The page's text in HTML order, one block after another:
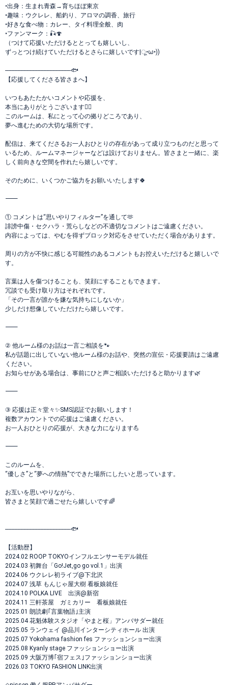
•出身：生まれ青森→育ちほぼ東京
•趣味：ウクレレ、船釣り、アロマの調香、旅行
•好きな食べ物：カレー、タイ料理全般、肉
•ファンマーク：🎣🍄
（つけて応援いただけるととっても嬉しいし、
ずっとつけ続けていただけるとさらに嬉しいです|ू•ω•))
-------------------------------------------🐟
【応援してくださる皆さまへ】
いつもあたたかいコメントや応援を、
本当にありがとうございます🙇‍♀️
このルームは、私にとって心の拠りどころであり、
夢へ進むための大切な場所です。
配信は、来てくださるお一人おひとりの存在があって成り立つものだと思って
いるため、ルームマネージャーなどは設けておりません。皆さまと一緒に、楽
しく前向きな空間を作れたら嬉しいです。
そのために、いくつかご協力をお願いいたします🍀
⸻
① コメントは“思いやりフィルター”を通して🫶
誹謗中傷・セクハラ・荒らしなどの不適切なコメントはご遠慮ください。
内容によっては、やむを得ずブロック対応をさせていただく場合があります。
周りの方が不快に感じる可能性のあるコメントもお控えいただけると嬉しいで
す。
言葉は人を傷つけることも、笑顔にすることもできます。
冗談でも受け取り方はそれぞれです。
「その一言が誰かを嫌な気持ちにしないか」
少しだけ想像していただけたら嬉しいです。
⸻
② 他ルーム様のお話は一言ご相談を🐾
私が話題に出していない他ルーム様のお話や、突然の宣伝・応援要請はご遠慮
ください。
お知らせがある場合は、事前にひと声ご相談いただけると助かります🌿
⸻
③ 応援は正々堂々✨SMS認証でお願いします！
複数アカウントでの応援はご遠慮ください。
お一人おひとりの応援が、大きな力になります💪
⸻
このルームを、
“優しさ”と“夢への情熱”でできた場所にしたいと思っています。
お互いを思いやりながら、
皆さまと笑顔で過ごせたら嬉しいです🌈
-------------------------------------------🐟
【活動歴】
2024.02 ROOP TOKYOインフルエンサーモデル就任
2024.03 初舞台「Go!Jet,go go vol.1」出演
2024.06 ウクレレ初ライブ@下北沢
2024.07 浅草 もんじゃ屋大樹 看板娘就任
2024.10 POLKA LIVE 出演@新宿
2024.11 三軒茶屋 ガミカリー 看板娘就任
2025.01 朗読劇｢言葉物語｣主演
2025.04 花魁体験スタジオ「やまと桜」アンバサダー就任
2025.05 ランウェイ @品川インターシティホール 出演
2025.07 Yokohama fashion fes ファッションショー出演
2025.08 Kyanly stage ファッションショー出演
2025.09 大阪万博｢宿フェス｣ファッションショー出演
2026.03 TOKYO FASHION LINK出演